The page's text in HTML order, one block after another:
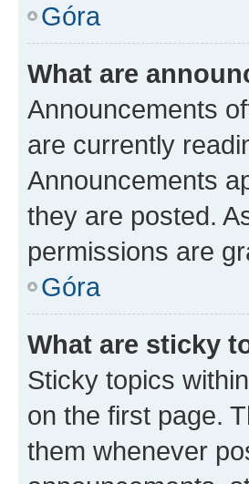
Góra
What are
Announcements
are currently
Announcements
they are posted.
permissions are
Góra
What are sticky
Sticky topics
on the first page.
them whenever